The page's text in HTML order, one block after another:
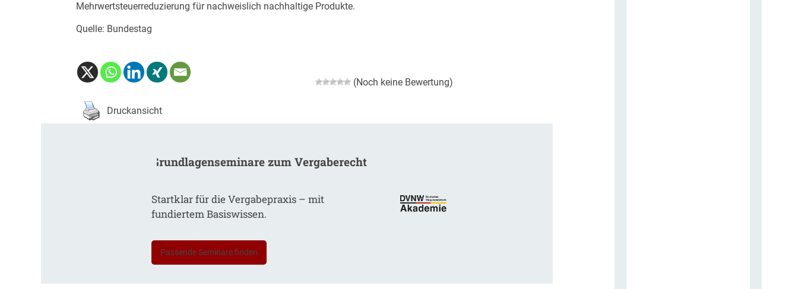
Mehrwertsteuerreduzierung für nachweislich nachhaltige Produkte.
Quelle: Bundestag
(Noch keine Bewertung)
Druckansicht
Grundlagenseminare zum Vergaberecht
Startklar für die Vergabepraxis – mit
fundiertem Basiswissen.
Passende Seminare finden